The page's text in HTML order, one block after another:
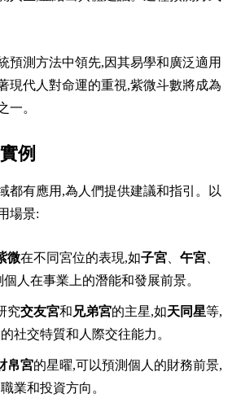
預測方法中領先,因其易學和廣泛適用
現代人對命運的重視,紫微斗數將成為
一。
例
都有應用,為人們提供建議和指引。以
場景:
微在不同宮位的表現,如子宮、 午宮、
人在事業上的潛能和發展前景。
究交友宮和兄弟宮的主星,如天同星等,
社交特質和人際交往能力。
帛宮的星曜,可以預測個人的財務前景,
業和投資方向。